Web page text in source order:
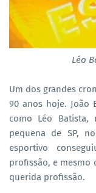
Léo
Um dos grandes
90 anos hoje. João
como Léo Batista,
pequena de SP,
esportivo
profissão, e mesmo
querida profissão.